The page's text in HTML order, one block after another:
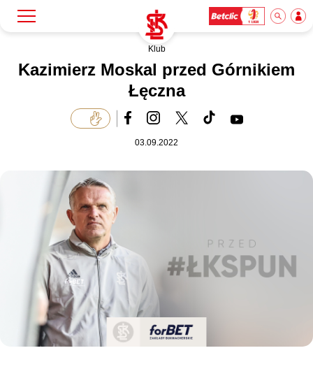
Klub
Akademia
Biznes
Dla mediów
Kibice
Klub
Kazimierz Moskal przed Górnikiem
Łęczna
03.09.2022